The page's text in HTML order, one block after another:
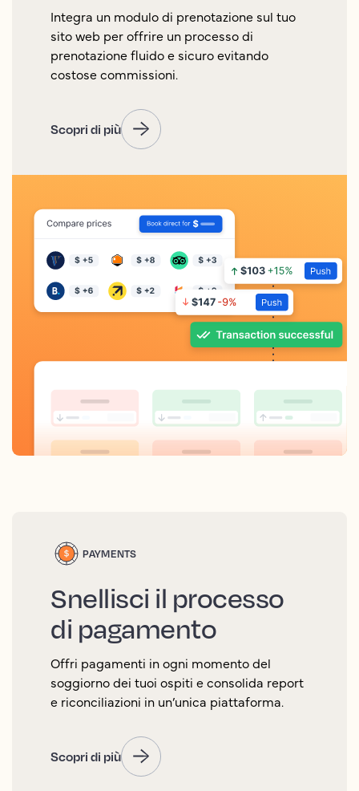
Integra un modulo di prenotazione sul tuo
sito web per offrire un processo di
prenotazione fluido e sicuro evitando
costose commissioni.
Scopri di più
PAYMENTS
Snellisci il processo
di pagamento
Offri pagamenti in ogni momento del
soggiorno dei tuoi ospiti e consolida report
e riconciliazioni in un’unica piattaforma.
Scopri di più